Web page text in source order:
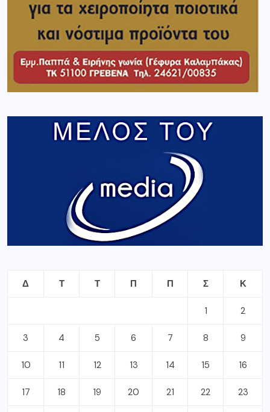
Δ Τ Τ Π Π Σ Κ
1 2
3 4 5 6 7 8 9
10 11 12 13 14 15 16
17 18 19 20 21 22 23